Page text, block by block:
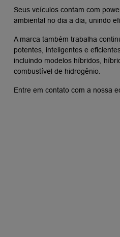
Seus veículos contam com
ambiental no dia a dia, unindo
A marca também trabalha
potentes, inteligentes e
incluindo modelos híbridos,
combustível de hidrogênio.
Entre em contato com a nossa